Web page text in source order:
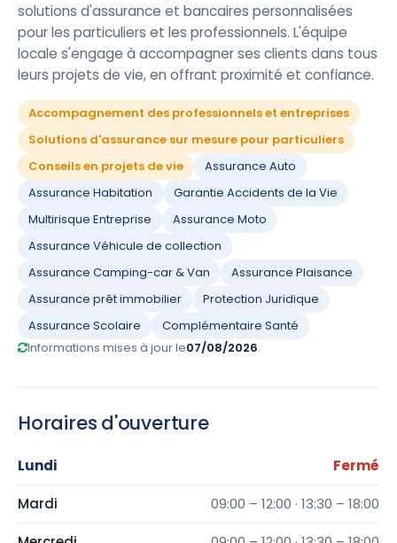
solutions d'assurance et bancaires personnalisées
pour les particuliers et les professionnels. L'équipe
locale s'engage à accompagner ses clients dans tous
leurs projets de vie, en offrant proximité et confiance.
Accompagnement des professionnels et entreprises
Solutions d'assurance sur mesure pour particuliers
Conseils en projets de vie
Assurance Auto
Assurance Habitation
Garantie Accidents de la Vie
Multirisque Entreprise
Assurance Moto
Assurance Véhicule de collection
Assurance Camping-car & Van
Assurance Plaisance
Assurance prêt immobilier
Protection Juridique
Assurance Scolaire
Complémentaire Santé
Informations mises à jour le07/08/2026.
Horaires d'ouverture
Lundi Fermé
Mardi 09:00 – 12:00 · 13:30 – 18:00